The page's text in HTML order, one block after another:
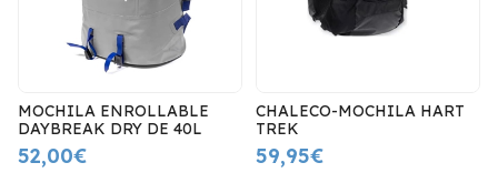
MOCHILA ENROLLABLE
DAYBREAK DRY DE 40L
52,00€
CHALECO-MOCHILA HART
TREK
59,95€